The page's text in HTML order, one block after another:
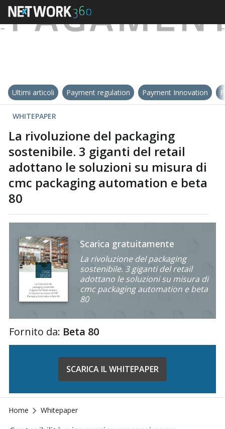
Ultimi articoli Payment regulation Payment Innovation
WHITEPAPER
La rivoluzione del packaging
sostenibile. 3 giganti del retail
adottano le soluzioni su misura di
cmc packaging automation e beta
80
Scarica gratuitamente
La rivoluzione del packaging
sostenibile. 3 giganti del retail
adottano le soluzioni su misura di
cmc packaging automation e beta
80
Fornito da: Beta 80
SCARICA IL WHITEPAPER
Home Whitepaper